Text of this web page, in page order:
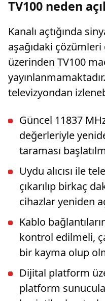
TV100 neden
Kanalı açtığında
aşağıdaki
üzerinden TV100
televizyondan
Güncel 11837
değerleriyle
taraması
Uydu alıcısı ile
çıkarılıp birkaç
cihazlar yeniden
Kablo
kontrol edilmeli,
bir kayma olup
Dijital platform
platform